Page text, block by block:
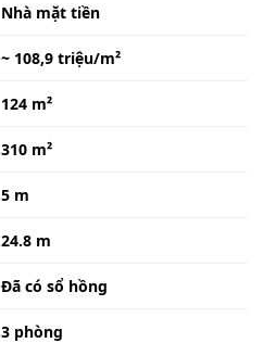
Nhà mặt tiền
~ 108,9 triệu/m²
124 m²
310 m²
5 m
24.8 m
Đã có sổ hồng
3 phòng